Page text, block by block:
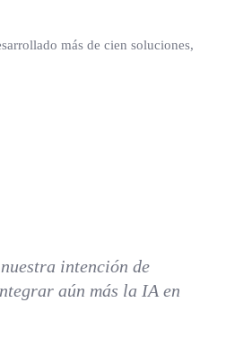
más de cien soluciones,
intención de
aún más la IA en